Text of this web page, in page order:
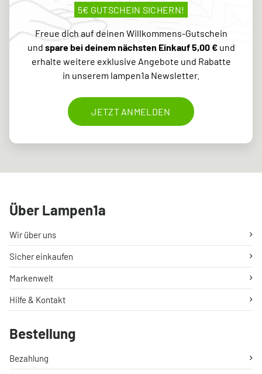
5€ GUTSCHEIN SICHERN!
Freue dich auf deinen Willkommens-Gutschein
und spare bei deinem nächsten Einkauf 5,00 €und
erhalte weitere exklusive Angebote und Rabatte
in unserem lampen1a Newsletter.
JETZT ANMELDEN
Über Lampen1a
Wir über uns
Sicher einkaufen
Markenwelt
Hilfe & Kontakt
Bestellung
Bezahlung